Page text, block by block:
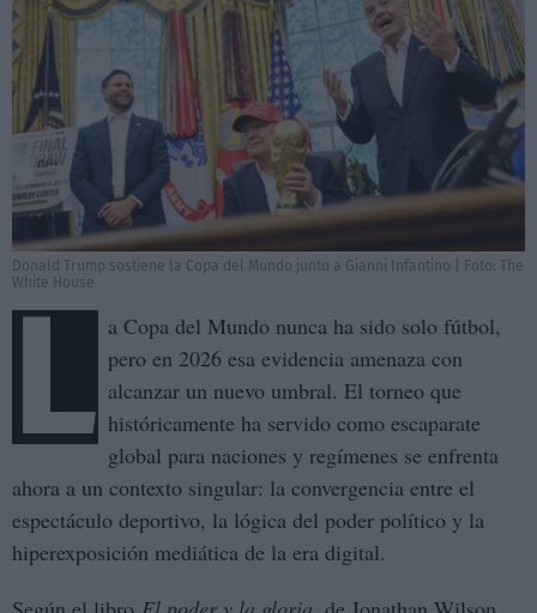
Donald Trump sostiene la Copa del Mundo junto a Gianni Infantino | Foto: The
White House
L a Copa del Mundo nunca ha sido solo fútbol,
pero en 2026 esa evidencia amenaza con
alcanzar un nuevo umbral. El torneo que
históricamente ha servido como escaparate
global para naciones y regímenes se enfrenta
ahora a un contexto singular: la convergencia entre el
espectáculo deportivo, la lógica del poder político y la
hiperexposición mediática de la era digital.